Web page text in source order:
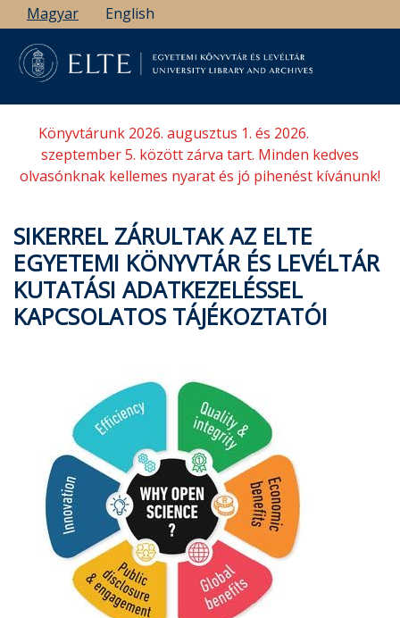
Ugrás
a
tartalomra
Magyar English
Könyvtárunk 2026. augusztus 1. és 2026.
szeptember 5. között zárva tart. Minden kedves
olvasónknak kellemes nyarat és jó pihenést kívánunk!
SIKERREL ZÁRULTAK AZ ELTE
EGYETEMI KÖNYVTÁR ÉS LEVÉLTÁR
KUTATÁSI ADATKEZELÉSSEL
KAPCSOLATOS TÁJÉKOZTATÓI